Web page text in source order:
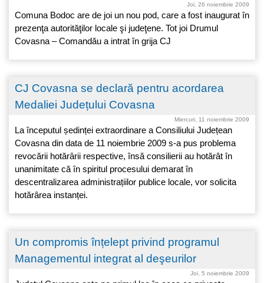
Joi, 26 noiembrie 2009
Comuna Bodoc are de joi un nou pod, care a fost inaugurat în
prezenţa autorităţilor locale şi judeţene. Tot joi Drumul
Covasna – Comandău a intrat în grija CJ
CJ Covasna se declară pentru acordarea
Medaliei Județului Covasna
Miercuri, 11 noiembrie 2009
La începutul ședinței extraordinare a Consiliului Județean
Covasna din data de 11 noiembrie 2009 s-a pus problema
revocării hotărârii respective, însă consilierii au hotărât în
unanimitate că în spiritul procesului demarat în
descentralizarea administrațiilor publice locale, vor solicita
hotărârea instanței.
Un compromis înțelept privind programul
Managementul integrat al deşeurilor
Joi, 5 noiembrie 2009